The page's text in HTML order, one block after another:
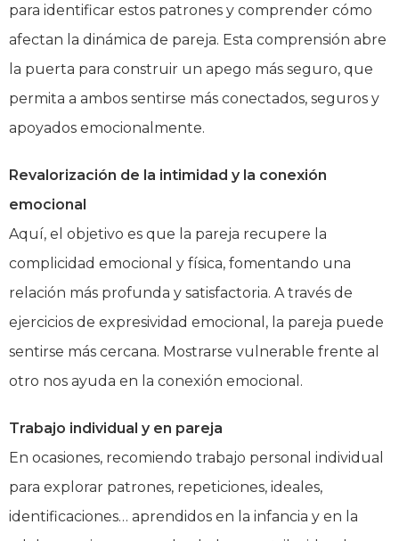
para identificar estos patrones y comprender cómo
afectan la dinámica de pareja. Esta comprensión abre
la puerta para construir un apego más seguro, que
permita a ambos sentirse más conectados, seguros y
apoyados emocionalmente.
Revalorización de la intimidad y la conexión
emocional
Aquí, el objetivo es que la pareja recupere la
complicidad emocional y física, fomentando una
relación más profunda y satisfactoria. A través de
ejercicios de expresividad emocional, la pareja puede
sentirse más cercana. Mostrarse vulnerable frente al
otro nos ayuda en la conexión emocional.
Trabajo individual y en pareja
En ocasiones, recomiendo trabajo personal individual
para explorar patrones, repeticiones, ideales,
identificaciones… aprendidos en la infancia y en la